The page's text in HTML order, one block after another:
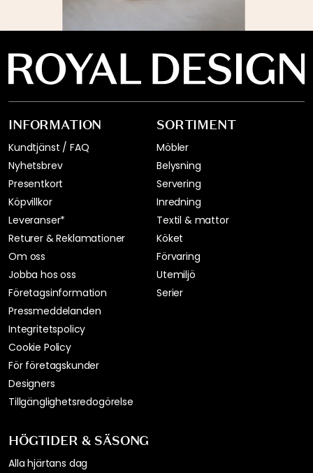
INFORMATION
Kundtjänst / FAQ
Nyhetsbrev
Presentkort
Köpvillkor
Leveranser*
Returer & Reklamationer
Om oss
Jobba hos oss
Företagsinformation
Pressmeddelanden
Integritetspolicy
Cookie Policy
För företagskunder
Designers
Tillgänglighetsredogörelse
SORTIMENT
Möbler
Belysning
Servering
Inredning
Textil & mattor
Köket
Förvaring
Utemiljö
Serier
HÖGTIDER & SÄSONG
Alla hjärtans dag